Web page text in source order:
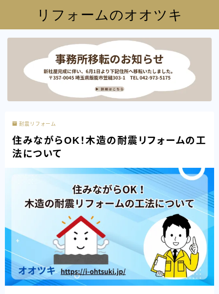
リフォームのオオツキ
耐震リフォーム
住みながらOK！木造の耐震リフォームの工
法について